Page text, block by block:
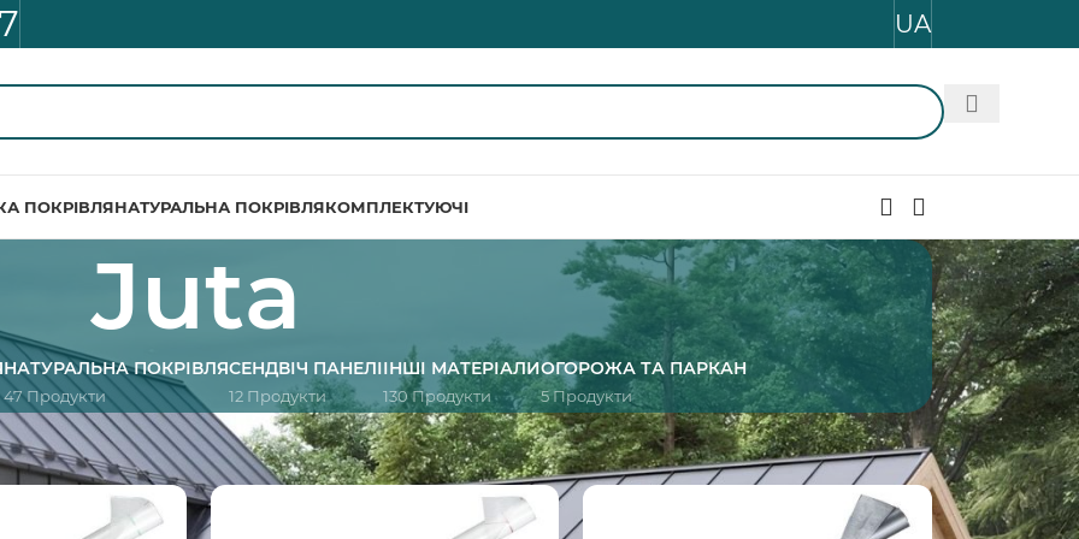
UA
ПОКРІВЛЯНАТУРАЛЬНА ПОКРІВЛЯКОМПЛЕКТУЮЧІ
Juta
НАТУРАЛЬНА ПОКРІВЛЯ
47 Продукти
СЕНДВІЧ ПАНЕЛІ
12 Продукти
ІНШІ МАТЕРІАЛИ
130 Продукти
ОГОРОЖА ТА ПАРКАН
5 Продукти
/Juta